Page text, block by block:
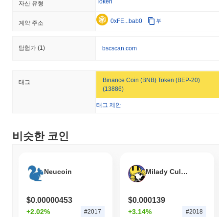
MAT 토큰 유통 공급량을 기준으로 계산됩니다.
Matchain는 더 넓은 암호화폐 시장과 비교하여 어떤
지난 7일 동안 Matchain는 5.01%상승하여
자산 유형
계약 주소 0xFE...bab0 부
탐험가 (1) bscscan.com
태그
Binance Coin (BNB) Token (BEP-20)
(13886)
태그 제안
비슷한 코인
Neucoin
$0.00000453
+2.02% #2017
Milady Cult Coin
$0.000139
+3.14% #2018